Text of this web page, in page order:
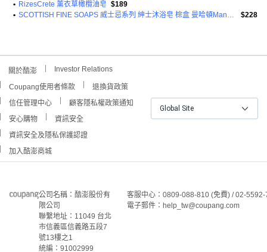
• RizesCrete 薰衣草橄欖油皂 $189
•
SCOTTISH FINE SOAPS 威士忌系列 紳士沐浴皂 棕盒 曼哈頓Manhattan 紙盒包裝 $228
關於酷澎 Investor Relations
Coupang使用者條款
退換貨政策
信任管理中心
顧客隱私權政策通知
安心購物
資訊安全
資訊安全及隱私保護認證
加入酷澎商城
Global Site
公司名稱：酷澎股份有
限公司
聯繫地址：11049 台北
市信義區信義路五段7
號13樓之1
統編：91002999
客服中心：0809-088-810 (免費) / 02-
電子郵件：help_tw@coupang.com